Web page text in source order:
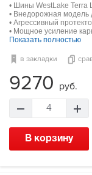
• Шины WestLake Terra
• Внедорожная модель
• Агрессивный
• Мощное усиление
Показать полностью
в закладки
9270 руб.
4
В корзину